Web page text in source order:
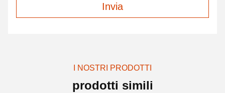
Invia
I NOSTRI PRODOTTI
prodotti simili